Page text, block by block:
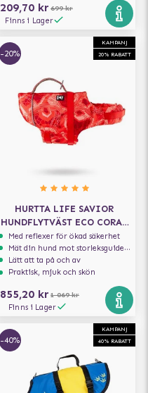
209,70 kr 699 kr
Finns i Lager
KAMPANJ
20% RABATT
-20%
HURTTA LIFE SAVIOR
HUNDFLYTVÄST ECO CORAL
CAMO
Med reflexer för ökad säkerhet
Mät din hund mot storleksguiden för att få rätt storlek
Lätt att ta på och av
Praktisk, mjuk och skön
855,20 kr 1 069 kr
Finns i Lager
KAMPANJ
40% RABATT
-40%